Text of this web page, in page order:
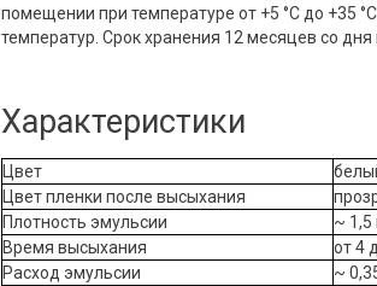
помещении при температуре от +5 °С до +35
температур. Срок хранения 12 месяцев со дня
Характеристики
Цвет
Цвет пленки после высыхания
Плотность эмульсии
~ 1,5
Время высыхания
от 4
Расход эмульсии
~